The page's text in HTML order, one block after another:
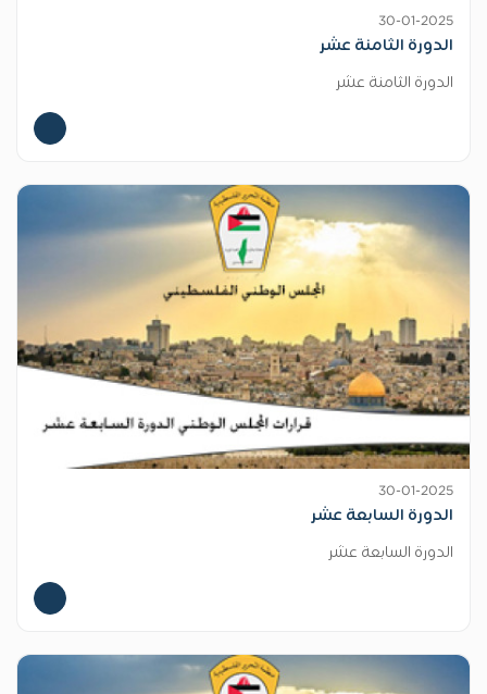
30-01-2025
الدورة الثامنة عشر
الدورة الثامنة عشر
30-01-2025
الدورة السابعة عشر
الدورة السابعة عشر